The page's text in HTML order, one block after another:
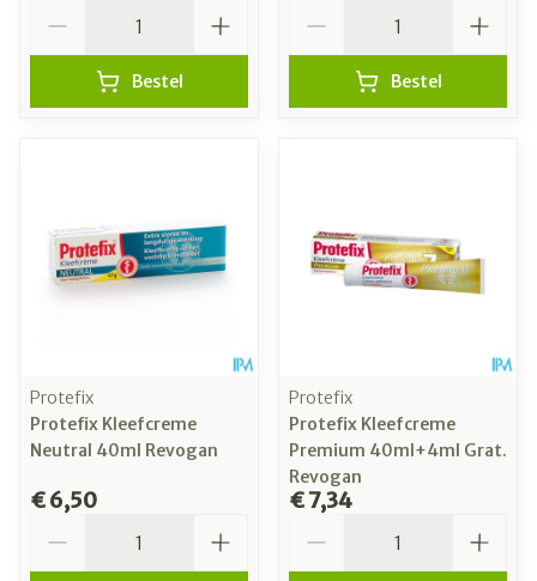
Bestel Bestel
Protefix
Protefix Kleefcreme
Neutral 40ml Revogan
€ 6,50
Protefix
Protefix Kleefcreme
Premium 40ml+4ml Grat.
Revogan
€ 7,34